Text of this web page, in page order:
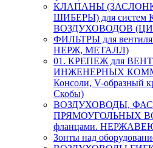
КЛАПАНЫ
ШИБЕРЫ) для систем
ВОЗДУХОВОДОВ
ФИЛЬТРЫ для
НЕРЖ, МЕТАЛЛ)
01. КРЕПЕЖ для
ИНЖЕНЕРНЫХ
Консоли, V-образный
Скобы)
ВОЗДУХОВОДЫ,
ПРЯМОУГОЛЬНЫХ
фланцами.
Зонты над